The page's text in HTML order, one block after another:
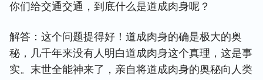
你们给交通交通，到底什么是道成肉身呢？
解答：这个问题提得好！道成肉身的确是极大的奥
秘，几千年来没有人明白道成肉身这个真理，这是事
实。末世全能神来了，亲自将道成肉身的奥秘向人类